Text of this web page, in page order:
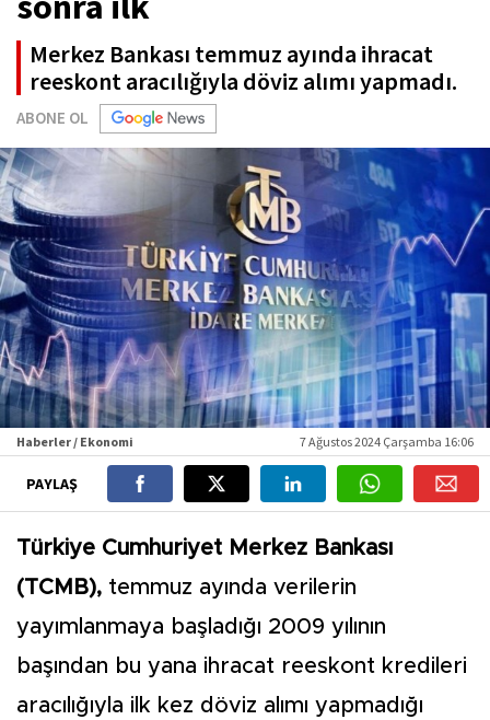
Merkez Bankası temmuz ayında ihracat
reeskont aracılığıyla döviz alımı yapmadı.
ABONE OL
Haberler / Ekonomi 7 Ağustos 2024 Çarşamba 16:06
PAYLAŞ
Türkiye Cumhuriyet Merkez Bankası
(TCMB), temmuz ayında verilerin
yayımlanmaya başladığı 2009 yılının
başından bu yana ihracat reeskont kredileri
aracılığıyla ilk kez döviz alımı yapmadığı